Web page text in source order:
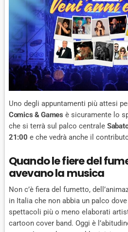
Uno degli appuntamenti più attesi
Comics & Games è sicuramente lo
che si terrà sul palco centrale
21:00 e che vedrà anche il
Quando le fiere del
avevano la musica
Non c’è fiera del fumetto,
in Italia che non abbia un palco
spettacoli più o meno elaborati
cartoon cover band. Oggi è